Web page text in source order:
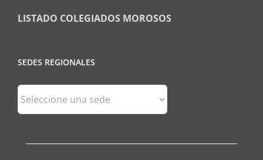
LISTADO COLEGIADOS MOROSOS
SEDES REGIONALES
Sedes
Regionales